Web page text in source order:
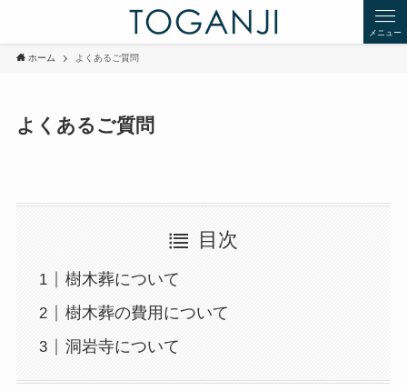
メニュー
ホーム よくあるご質問
よくあるご質問
目次
樹木葬について
樹木葬の費用について
洞岩寺について